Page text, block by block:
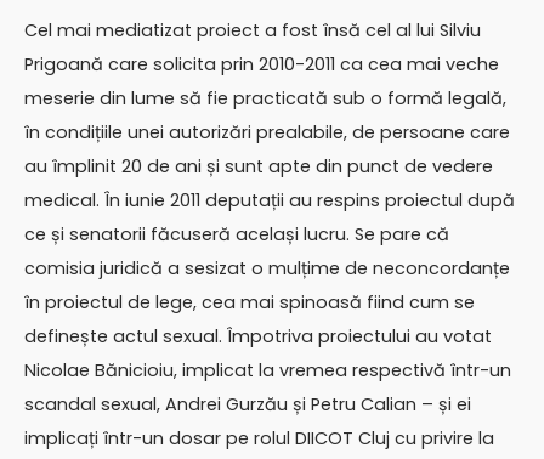
Cel mai mediatizat proiect a fost însă cel al lui Silviu
Prigoană care solicita prin 2010-2011 ca cea mai veche
meserie din lume să fie practicată sub o formă legală,
în condițiile unei autorizări prealabile, de persoane care
au împlinit 20 de ani și sunt apte din punct de vedere
medical. În iunie 2011 deputații au respins proiectul după
ce și senatorii făcuseră același lucru. Se pare că
comisia juridică a sesizat o mulțime de neconcordanțe
în proiectul de lege, cea mai spinoasă fiind cum se
definește actul sexual. Împotriva proiectului au votat
Nicolae Bănicioiu, implicat la vremea respectivă într-un
scandal sexual, Andrei Gurzău și Petru Calian – și ei
implicați într-un dosar pe rolul DIICOT Cluj cu privire la